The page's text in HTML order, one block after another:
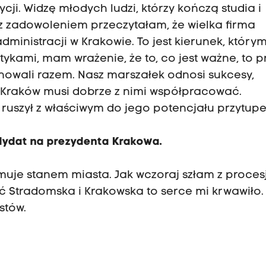
Widzę młodych ludzi, którzy kończą studia i
przeczytałam, że wielka firma
w Krakowie. To jest kierunek,
mam wrażenie, że to, co jest ważne, to
razem. Nasz marszałek odnosi sukcesy,
musi dobrze z nimi współpracować.
z właściwym do jego potencjału
na prezydenta Krakowa.
stanem miasta. Jak wczoraj szłam z
Stradomska i Krakowska to serce mi krwawiło.